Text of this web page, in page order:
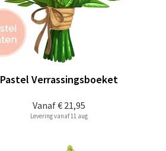
Vanaf€ 21,95
Pastel Verrassingsboeket
Levering vanaf 11 aug